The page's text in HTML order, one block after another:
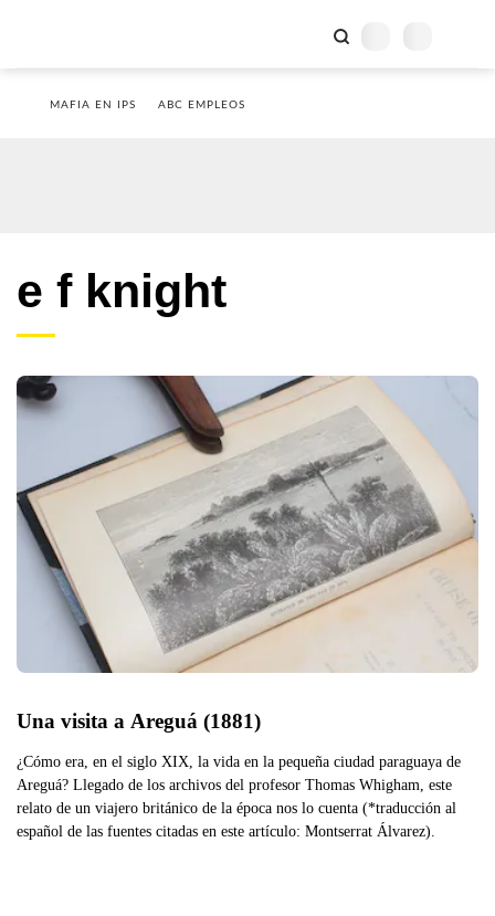
MAFIA EN IPS ABC EMPLEOS
e f knight
Una visita a Areguá (1881)
¿Cómo era, en el siglo XIX, la vida en la pequeña ciudad paraguaya de
Areguá? Llegado de los archivos del profesor Thomas Whigham, este
relato de un viajero británico de la época nos lo cuenta (*traducción al
español de las fuentes citadas en este artículo: Montserrat Álvarez).